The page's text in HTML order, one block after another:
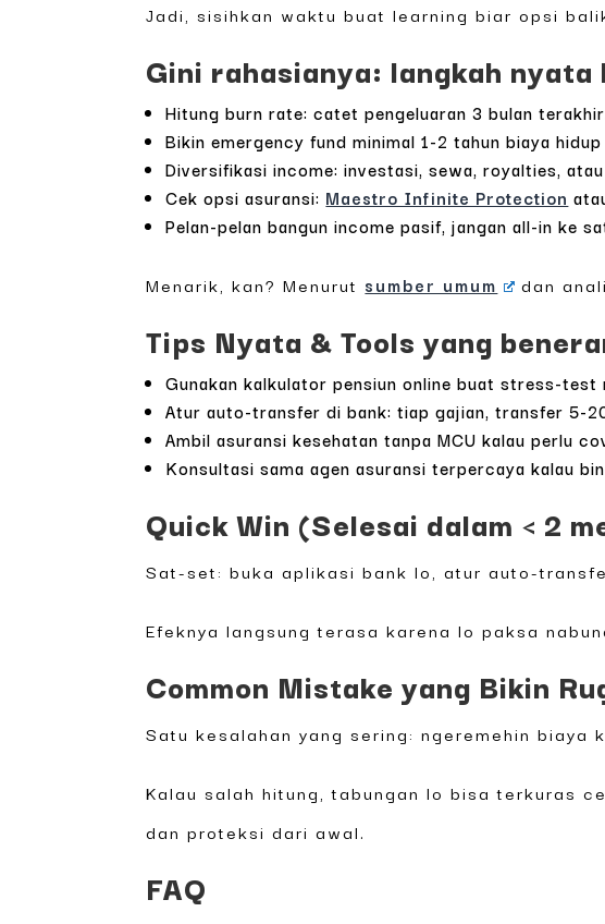
Jadi, sisihkan waktu buat learning biar opsi
Gini rahasianya: langkah nyata
Hitung burn rate: catet pengeluaran 3 bulan
Bikin emergency fund minimal 1-2 tahun biaya
Diversifikasi income: investasi, sewa, royalties,
Cek opsi asuransi: Maestro Infinite Protection
Pelan-pelan bangun income pasif, jangan all-in ke
Menarik, kan? Menurut sumber umum dan
Tips Nyata & Tools yang
Gunakan kalkulator pensiun online buat stress-
Atur auto-transfer di bank: tiap gajian, transfer 5-
Ambil asuransi kesehatan tanpa MCU kalau perlu
Konsultasi sama agen asuransi terpercaya kalau
Quick Win (Selesai dalam < 2
Sat-set: buka aplikasi bank lo, atur auto-
Efeknya langsung terasa karena lo paksa
Common Mistake yang Bikin
Satu kesalahan yang sering: ngeremehin biaya
Kalau salah hitung, tabungan lo bisa terkuras
dan proteksi dari awal.
FAQ